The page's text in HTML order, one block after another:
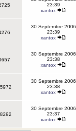
23:39
xantox
30 Septembre 2006
23:39
xantox
30 Septembre 2006
23:38
xantox
30 Septembre 2006
23:38
xantox
30 Septembre 2006
23:37
xantox